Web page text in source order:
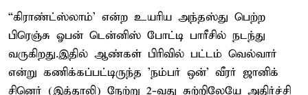
“கிராண்ட்ஸ்லாம்' என்ற உயரிய அந்தஸ்து பெற்ற
பிரெஞ்சு ஓபன் டென்னிஸ் போட்டி பாரீசில் நடந்து
வருகிறது.இதில் ஆண்கள் பிரிவில் பட்டம் வெல்வார்
என்று கணிக்கப்பட்டிருந்த 'நம்பர் ஒன்' வீரர் ஜானிக்
சினெர் (இத்தாலி) நேற்று 2-வது சுற்றிலேயே அதிர்ச்சி